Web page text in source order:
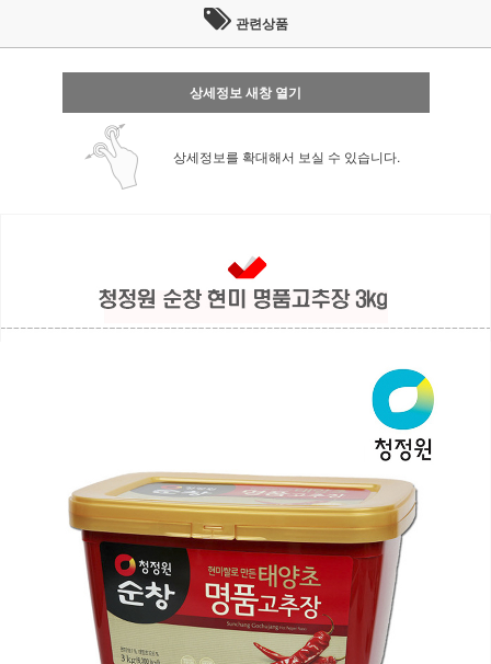
관련상품
상세정보 새창 열기
상세정보를 확대해서 보실 수 있습니다.